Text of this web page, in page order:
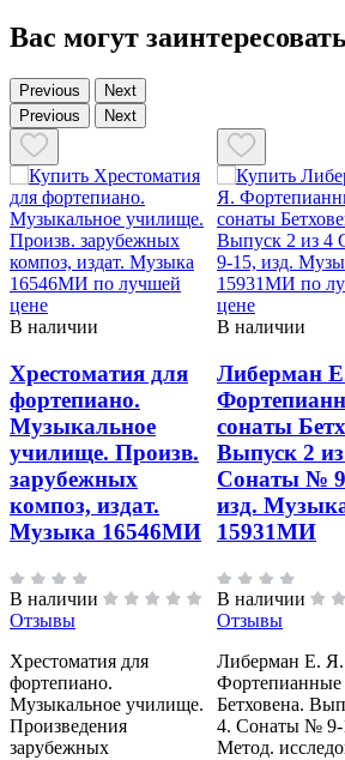
Вас могут заинтересовать
Previous
Next
Previous
Next
В наличии
Хрестоматия для
фортепиано.
Музыкальное
училище. Произв.
зарубежных
композ, издат.
Музыка 16546МИ
В наличии
Отзывы
Хрестоматия для
фортепиано.
Музыкальное училище.
Произведения
зарубежных
В наличии
Либерман
сонаты
Выпуск 2
Сонаты №
изд.
15931МИ
В наличии
Отзывы
Либерман Е. Я.
Фортепианные
Бетховена.
4. Сонаты № 9-
Метод.